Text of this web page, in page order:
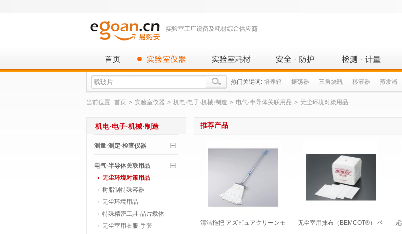
热门关键词: 培养箱 振荡器 三角烧瓶 移液器 蒸发器
当前位置: 首页 > 实验室仪器 > 机电·电子·机械·制造 > 电气·半导体关联用品 > 无尘环境对策用品
推荐产品
清洁拖把 アズピュアクリーンモ
无尘室用抹布（BEMCOT®） ベ
机电·电子·机械·制造
测量·测定·检查仪器
电气·半导体关联用品
无尘环境对策用品
树脂制特殊容器
无尘环境用品
特殊精密工具·晶片载体
无尘室用衣服·手套